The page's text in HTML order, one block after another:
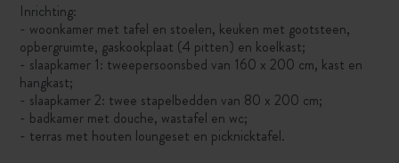
Inrichting:
- woonkamer met tafel en stoelen, keuken met gootsteen,
opbergruimte, gaskookplaat (4 pitten) en koelkast;
- slaapkamer 1: tweepersoonsbed van 160 x 200 cm, kast en
hangkast;
- slaapkamer 2: twee stapelbedden van 80 x 200 cm;
- badkamer met douche, wastafel en wc;
- terras met houten loungeset en picknicktafel.